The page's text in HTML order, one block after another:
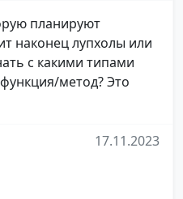
планируют
наконец лупхолы или
с какими типами
метод? Это
17.11.2023